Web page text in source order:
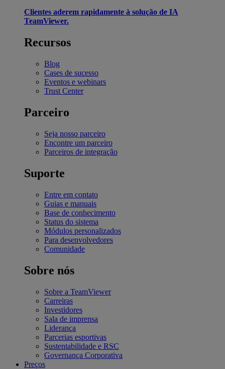
Clientes aderem rapidamente à solução de IA
TeamViewer.
Recursos
Blog
Cases de sucesso
Eventos e webinars
Trust Center
Parceiro
Seja nosso parceiro
Encontre um parceiro
Parceiros de integração
Suporte
Entre em contato
Guias e manuais
Base de conhecimento
Status do sistema
Módulos personalizados
Para desenvolvedores
Comunidade
Sobre nós
Sobre a TeamViewer
Carreiras
Investidores
Sala de imprensa
Liderança
Parcerias esportivas
Sustentabilidade e RSC
Governança Corporativa
Preços